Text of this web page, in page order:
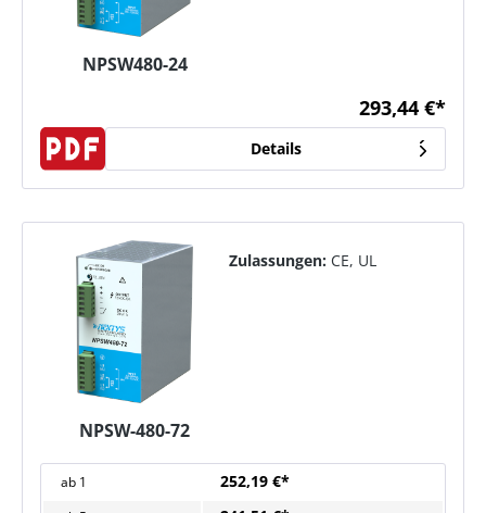
NPSW480-24
293,44 €*
Details
NPSW-480-72
Zulassungen: CE, UL
ab 1 252,19 €*